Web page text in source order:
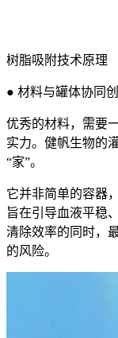
树脂吸附技术原理
● 材料与罐体协同
优秀的材料，需要
实力。健帆生物的
“家”。
它并非简单的容器
旨在引导血液平稳
清除效率的同时，
的风险。